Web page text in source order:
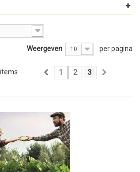
Weergeven 10 per pagina
1 2 3